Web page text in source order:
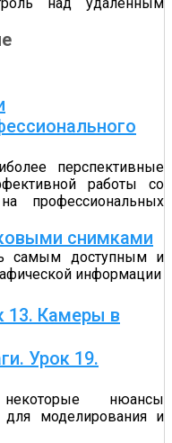
перспективные
работы со
профессиональных
снимками
самым доступным и
информации
13. Камеры в
Урок 19.
нюансы
для моделирования и